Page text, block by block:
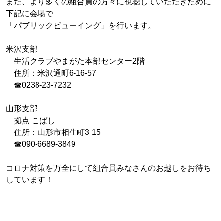
また、より多くの組合員の方々に視聴していただきために
下記に会場で
「パブリックビューイング」を行います。
米沢支部
生活クラブやまがた本部センター2階
住所：米沢通町6-16-57
☎0238-23-7232
山形支部
拠点 こばし
住所：山形市相生町3-15
☎090-6689-3849
コロナ対策を万全にして組合員みなさんのお越しをお待ち
しています！